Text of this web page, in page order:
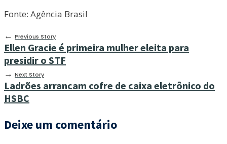
Fonte: Agência Brasil
← Previous Story
Ellen Gracie é primeira mulher eleita para
presidir o STF
→ Next Story
Ladrões arrancam cofre de caixa eletrônico do
HSBC
Deixe um comentário